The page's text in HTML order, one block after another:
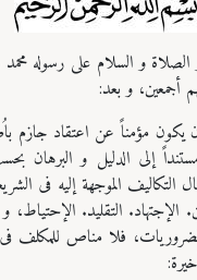
الصلاة و السلام علی رسوله
أجمعين، و بعد:
مؤمناً عن اعتقاد جازم
إلی الدليل و البرهان
التكاليف الموجهة إليه فی
التقليد. الإحتياط،
فلا مناص للمكلف